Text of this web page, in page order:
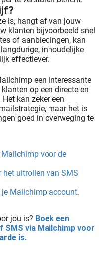
is, hangt af van jouw
klanten bijvoorbeeld snel
of aanbiedingen, kan
inhoudelijke
effectiever.
een interessante
op een directe en
kan zeker een
maar het is
goed in overweging te
voor de
uitrollen van SMS
Mailchimp account.
jou is? Boek een
SMS via Mailchimp voor
is.